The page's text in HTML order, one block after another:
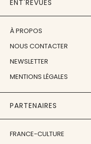
ENT'REVUES
À PROPOS
NOUS CONTACTER
NEWSLETTER
MENTIONS LÉGALES
PARTENAIRES
FRANCE-CULTURE